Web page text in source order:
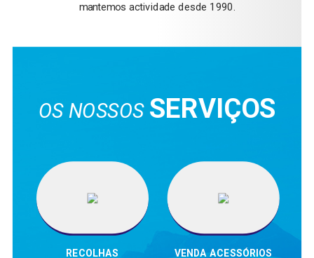
mantemos actividade desde 1990.
OS NOSSOS SERVIÇOS
RECOLHAS VENDA ACESSÓRIOS